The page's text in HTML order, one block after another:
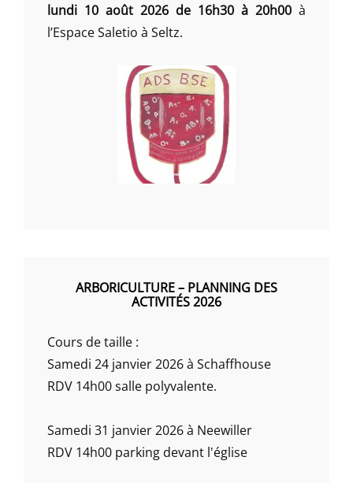
lundi 10 août 2026 de 16h30 à 20h00 à
l’Espace Saletio à Seltz.
ARBORICULTURE – PLANNING DES
ACTIVITÉS 2026
Cours de taille :
Samedi 24 janvier 2026 à Schaffhouse
RDV 14h00 salle polyvalente.
Samedi 31 janvier 2026 à Neewiller
RDV 14h00 parking devant l'église